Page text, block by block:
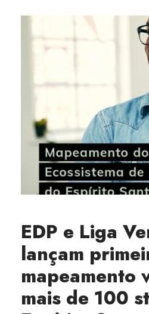
EDP e Liga
lançam
mapeamento
mais de 100